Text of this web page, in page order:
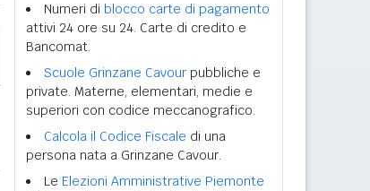
Numeri di blocco carte di pagamento
attivi 24 ore su 24. Carte di credito e
Bancomat.
Scuole Grinzane Cavour pubbliche e
private. Materne, elementari, medie e
superiori con codice meccanografico.
Calcola il Codice Fiscale di una
persona nata a Grinzane Cavour.
Le Elezioni Amministrative Piemonte